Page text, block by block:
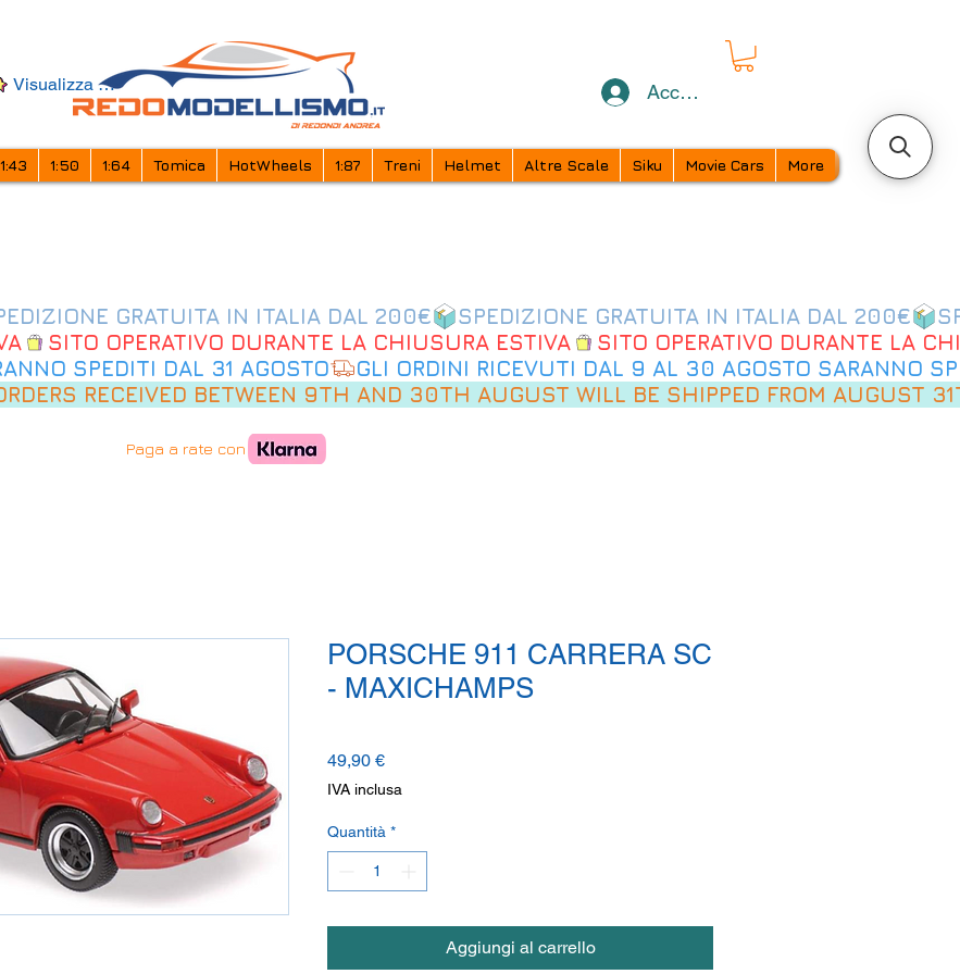
Visualizza punti Accedi
1:43 1:50 1:64 Tomica HotWheels 1:87 Treni Helmet Altre Scale Siku Movie Cars More
SPEDITI DAL 31 AGOSTO
RECEIVED BETWEEN 9TH AND 30TH AUGUST WILL BE SHIPPED FROM AUGUST
Paga a rate con
PORSCHE 911 CARRERA SC
- MAXICHAMPS
49,90 €Prezzo
IVA inclusa
Quantità *
Aggiungi al carrello